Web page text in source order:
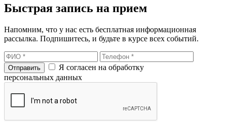
Быстрая запись на прием
Напомним, что у нас есть бесплатная информационная
рассылка. Подпишитесь, и будьте в курсе всех событий.
Я согласен на обработку
персональных данных